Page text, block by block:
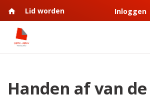
Lid worden Inloggen
Handen af van